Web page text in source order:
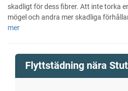
skadligt för dess fibrer. Att inte torka
mögel och andra mer skadliga
mer
Flyttstädning nära